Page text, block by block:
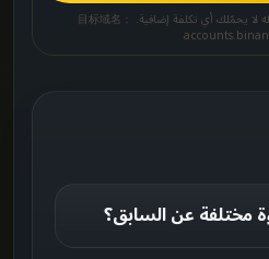
هذا رابط إحالة. التسجيل من خلاله لا يحمّلك أي تكلفة إضافية. 目标域名：
مختلفة عن السابق؟